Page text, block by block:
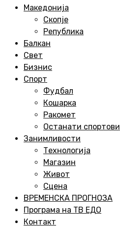
Македонија
Скопје
Република
Балкан
Свет
Бизнис
Спорт
Фудбал
Кошарка
Ракомет
Останати спортови
Занимливости
Технологија
Магазин
Живот
Сцена
ВРЕМЕНСКА ПРОГНОЗА
Програма на ТВ ЕДО
Контакт